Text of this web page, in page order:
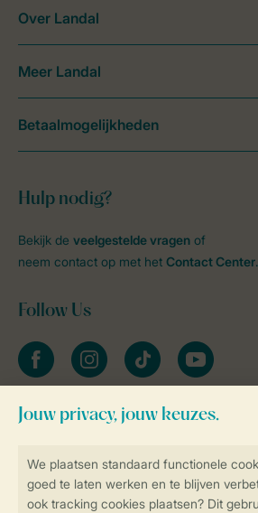
Veilig en snel online boeken
Hulp nodig?
Bekijk de veelgestelde vragen of
neem contact op met het Contact Center.
Follow Us
facebookinstagramtiktok youtube
Blijf op de hoogte
Over Landal
Meer Landal
Betaalmogelijkheden